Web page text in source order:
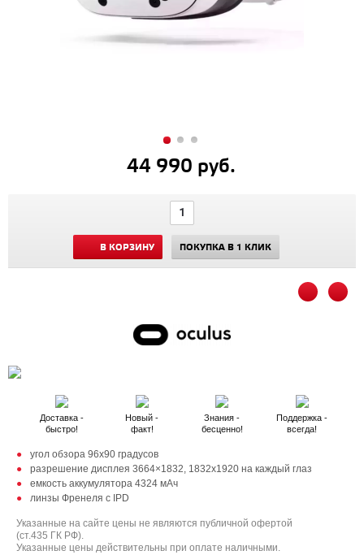
44 990 руб.
В КОРЗИНУ ПОКУПКА В 1 КЛИК
Доставка -
быстро!
Новый -
факт!
Знания -
бесценно!
Поддержка -
всегда!
угол обзора 96х90 градусов
разрешение дисплея 3664×1832, 1832х1920 на каждый глаз
емкость аккумулятора 4324 мАч
линзы Френеля с IPD
Указанные на сайте цены не являются публичной офертой
(ст.435 ГК РФ).
Указанные цены действительны при оплате наличными.